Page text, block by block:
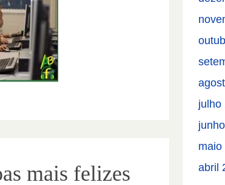
mais felizes
julho
maio
abril